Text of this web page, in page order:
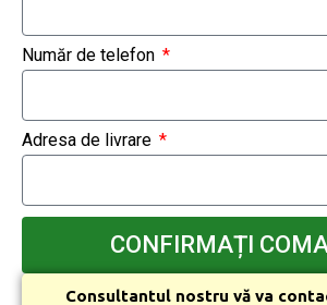
Număr de telefon
Adresa de livrare
CONFIRMAȚI
Consultantul nostru vă va